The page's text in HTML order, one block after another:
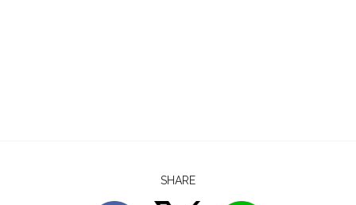
SHARE